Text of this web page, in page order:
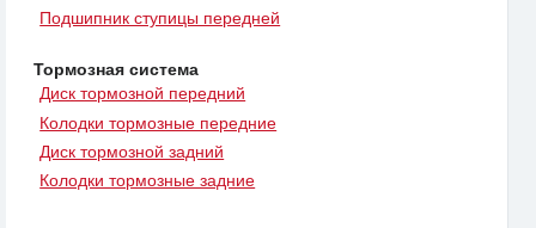
Подшипник ступицы передней
Тормозная система
Диск тормозной передний
Колодки тормозные передние
Диск тормозной задний
Колодки тормозные задние